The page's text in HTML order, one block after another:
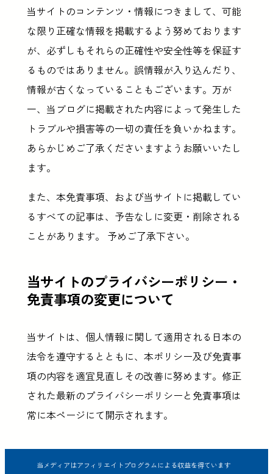
当サイトのコンテンツ・情報につきまして、可能
な限り正確な情報を掲載するよう努めております
が、必ずしもそれらの正確性や安全性等を保証す
るものではありません。誤情報が入り込んだり、
情報が古くなっていることもございます。万が
一、当ブログに掲載された内容によって発生した
トラブルや損害等の一切の責任を負いかねます。
あらかじめご了承くださいますようお願いいたし
ます。
また、本免責事項、および当サイトに掲載してい
るすべての記事は、予告なしに変更・削除される
ことがあります。 予めご了承下さい。
当サイトのプライバシーポリシー・
免責事項の変更について
当サイトは、個人情報に関して適用される日本の
法令を遵守するとともに、本ポリシー及び免責事
項の内容を適宜見直しその改善に努めます。修正
された最新のプライバシーポリシーと免責事項は
常に本ページにて開示されます。
当メディアはアフィリエイトプログラムによる収益を得ています